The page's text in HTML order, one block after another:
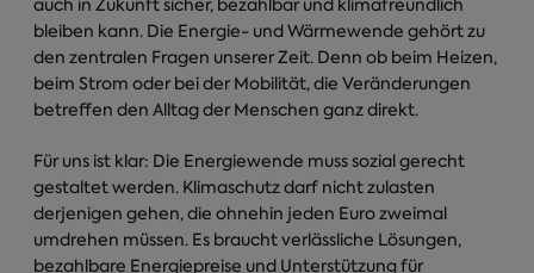
auch in Zukunft sicher, bezahlbar und klimafreundlich
bleiben kann. Die Energie- und Wärmewende gehört zu
den zentralen Fragen unserer Zeit. Denn ob beim Heizen,
beim Strom oder bei der Mobilität, die Veränderungen
betreffen den Alltag der Menschen ganz direkt.
Für uns ist klar: Die Energiewende muss sozial gerecht
gestaltet werden. Klimaschutz darf nicht zulasten
derjenigen gehen, die ohnehin jeden Euro zweimal
umdrehen müssen. Es braucht verlässliche Lösungen,
bezahlbare Energiepreise und Unterstützung für